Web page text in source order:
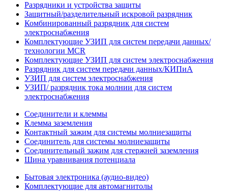
Разрядники и устройства защиты
Защитный/разделительный искровой разрядник
Комбинированный разрядник для систем
электроснабжения
Комплектующие УЗИП для систем передачи данных/
технологии MCR
Комплектующие УЗИП для систем электроснабжения
Разрядник для систем передачи данных/КИПиА
УЗИП для систем электроснабжения
УЗИП/ разрядник тока молнии для систем
электроснабжения
Соединители и клеммы
Клемма заземления
Контактный зажим для системы молниезащиты
Соединитель для системы молниезащиты
Соединительный зажим для стержней заземления
Шина уравнивания потенциала
Бытовая электроника (аудио-видео)
Комплектующие для автомагнитолы